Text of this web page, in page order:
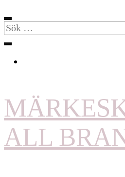
Sök
efter:
ALL